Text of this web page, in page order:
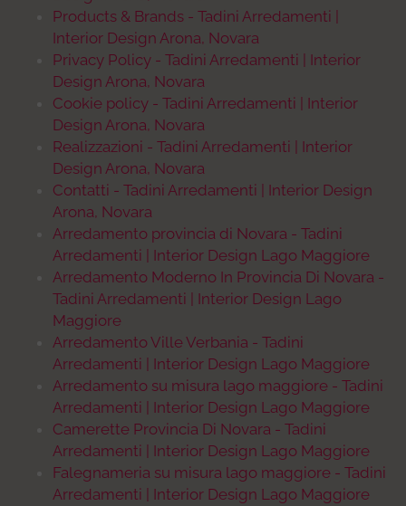
Products & Brands - Tadini Arredamenti |
Interior Design Arona, Novara
Privacy Policy - Tadini Arredamenti | Interior
Design Arona, Novara
Cookie policy - Tadini Arredamenti | Interior
Design Arona, Novara
Realizzazioni - Tadini Arredamenti | Interior
Design Arona, Novara
Contatti - Tadini Arredamenti | Interior Design
Arona, Novara
Arredamento provincia di Novara - Tadini
Arredamenti | Interior Design Lago Maggiore
Arredamento Moderno In Provincia Di Novara -
Tadini Arredamenti | Interior Design Lago
Maggiore
Arredamento Ville Verbania - Tadini
Arredamenti | Interior Design Lago Maggiore
Arredamento su misura lago maggiore - Tadini
Arredamenti | Interior Design Lago Maggiore
Camerette Provincia Di Novara - Tadini
Arredamenti | Interior Design Lago Maggiore
Falegnameria su misura lago maggiore - Tadini
Arredamenti | Interior Design Lago Maggiore